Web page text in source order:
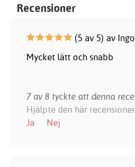
Recensioner
(5 av 5) av
Mycket lätt och snabb
7 av 8 tyckte att denna
Hjälpte den här
Ja
Nej